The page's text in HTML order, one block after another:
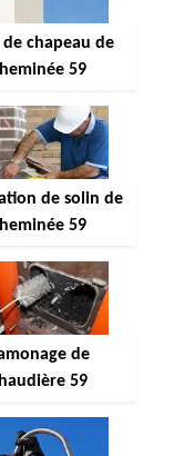
de chapeau de
59
de solin de
59
de
59